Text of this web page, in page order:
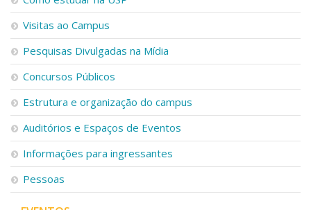
Visitas ao Campus
Pesquisas Divulgadas na Mídia
Concursos Públicos
Estrutura e organização do campus
Auditórios e Espaços de Eventos
Informações para ingressantes
Pessoas